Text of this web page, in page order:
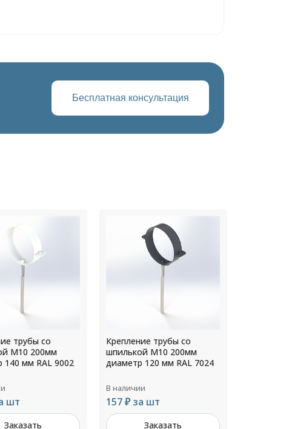
Бесплатная консультация
трубы со
М10 200мм
120 мм RAL 7024
шт
Заказать
Крепление трубы со
шпилькой М10 200мм
диаметр 200 мм RAL 7004
В наличии
211 ₽ за шт
Заказать